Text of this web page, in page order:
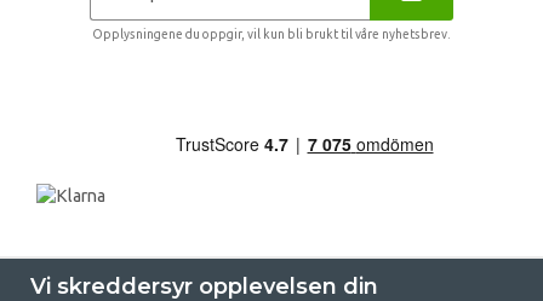
Opplysningene du oppgir, vil kun bli brukt til våre nyhetsbrev.
Vi skreddersyr opplevelsen din